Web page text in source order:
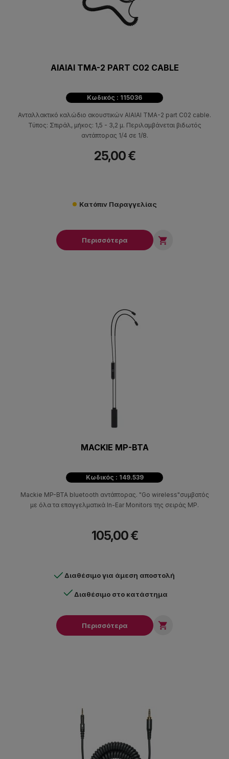
AIAIAI TMA-2 PART C02 CABLE
Κωδικός : 115036
Ανταλλακτικό καλώδιο ακουστικών AIAIAI TMA-2 part C02 cable.
Τύπος: Σπιράλ, μήκος: 1,5 - 3,2 μ. Περιλαμβάνεται βιδωτός
αντάπτορας 1/4 σε 1/8.
25,00 €
Κατόπιν Παραγγελίας
Περισσότερα 
MACKIE MP-BTA
Κωδικός : 149.539
Mackie MP-BTA bluetooth αντάπτορας. "Go wireless"συμβατός
με όλα τα επαγγελματικά In-Ear Monitors της σειράς MP.
105,00 €
Διαθέσιμο για άμεση αποστολή
Διαθέσιμο στο κατάστημα
Περισσότερα 